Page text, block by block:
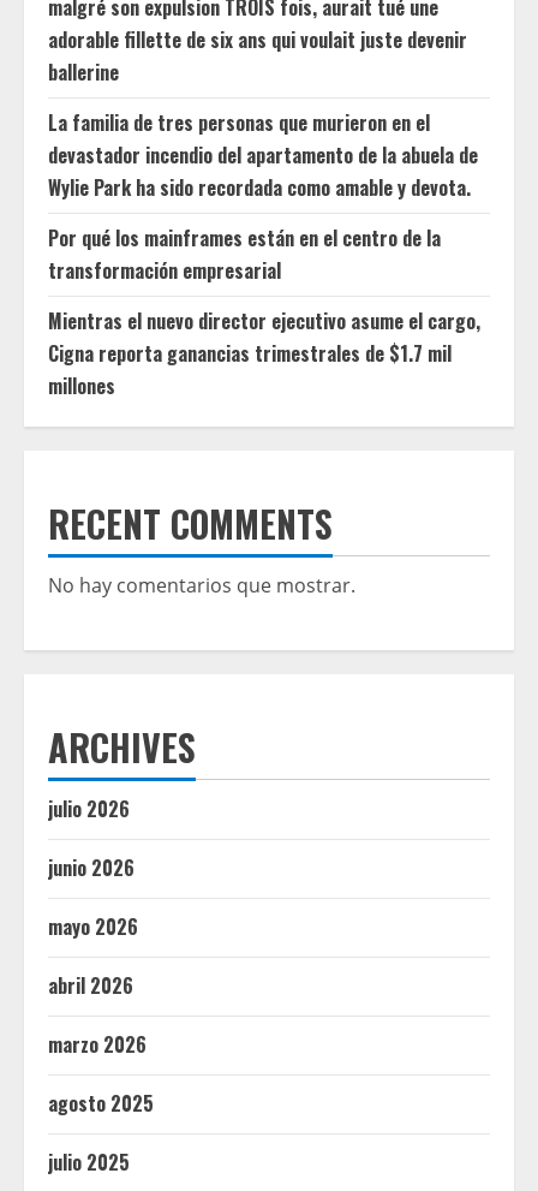
malgré son expulsion TROIS fois, aurait tué une
adorable fillette de six ans qui voulait juste devenir
ballerine
La familia de tres personas que murieron en el
devastador incendio del apartamento de la abuela de
Wylie Park ha sido recordada como amable y devota.
Por qué los mainframes están en el centro de la
transformación empresarial
Mientras el nuevo director ejecutivo asume el cargo,
Cigna reporta ganancias trimestrales de $1.7 mil
millones
RECENT COMMENTS
No hay comentarios que mostrar.
ARCHIVES
julio 2026
junio 2026
mayo 2026
abril 2026
marzo 2026
agosto 2025
julio 2025